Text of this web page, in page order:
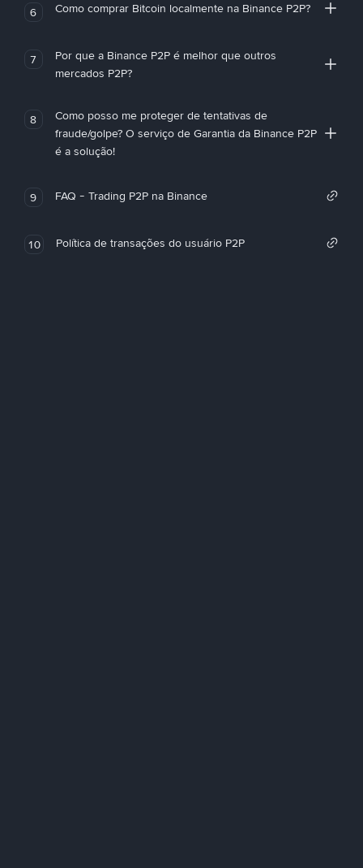
6 Como comprar Bitcoin localmente na Binance P2P?
7
Por que a Binance P2P é melhor que outros
mercados P2P?
8
Como posso me proteger de tentativas de
fraude/golpe? O serviço de Garantia da Binance P2P
é a solução!
9 FAQ - Trading P2P na Binance
10 Política de transações do usuário P2P